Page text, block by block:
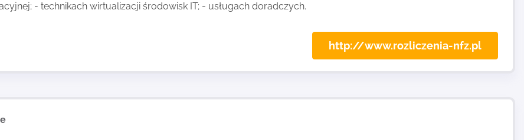
- technikach wirtualizacji środowisk IT; - usługach doradczych.
http://www.rozliczenia-nfz.pl